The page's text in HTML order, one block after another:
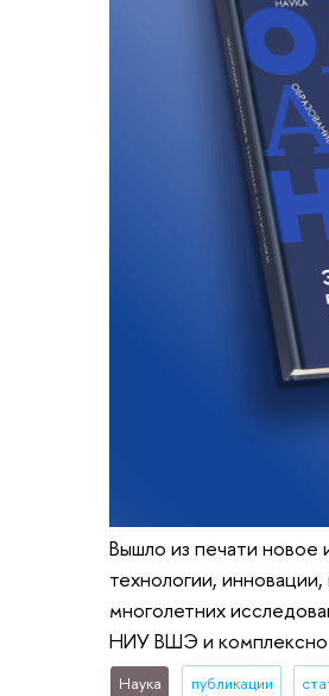
Вышло из печати новое
технологии,
многолетних
НИУ ВШЭ и комплексно
Наука публикации